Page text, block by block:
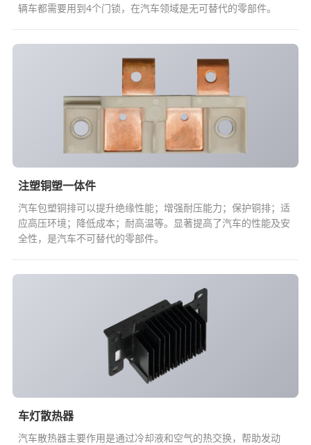
辆车都需要用到4个门锁，在汽车领域是无可替代的零部件。
注塑铜塑一体件
汽车包塑铜排可以提升绝缘性能；增强耐压能力；保护铜排；适
应高压环境；降低成本；耐高温等。显著提高了汽车的性能及安
全性，是汽车不可替代的零部件。
车灯散热器
汽车散热器主要作用是通过冷却液和空气的热交换，帮助发动